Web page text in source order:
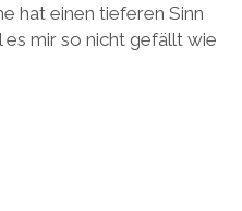
hat einen tieferen Sinn
es mir so nicht gefällt wie